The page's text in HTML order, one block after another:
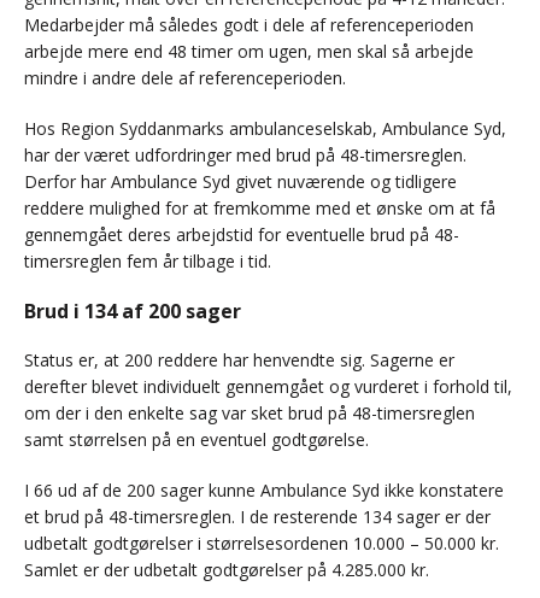
Medarbejder må således godt i dele af referenceperioden
arbejde mere end 48 timer om ugen, men skal så arbejde
mindre i andre dele af referenceperioden.
Hos Region Syddanmarks ambulanceselskab, Ambulance Syd,
har der været udfordringer med brud på 48-timersreglen.
Derfor har Ambulance Syd givet nuværende og tidligere
reddere mulighed for at fremkomme med et ønske om at få
gennemgået deres arbejdstid for eventuelle brud på 48-
timersreglen fem år tilbage i tid.
Brud i 134 af 200 sager
Status er, at 200 reddere har henvendte sig. Sagerne er
derefter blevet individuelt gennemgået og vurderet i forhold til,
om der i den enkelte sag var sket brud på 48-timersreglen
samt størrelsen på en eventuel godtgørelse.
I 66 ud af de 200 sager kunne Ambulance Syd ikke konstatere
et brud på 48-timersreglen. I de resterende 134 sager er der
udbetalt godtgørelser i størrelsesordenen 10.000 – 50.000 kr.
Samlet er der udbetalt godtgørelser på 4.285.000 kr.